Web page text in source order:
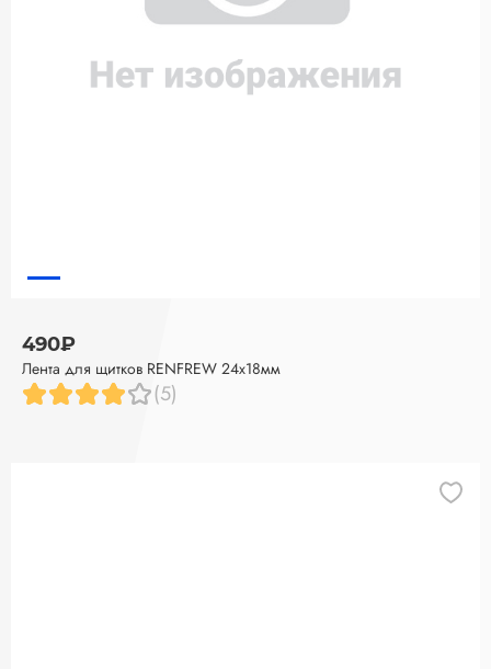
490₽
Лента для щитков RENFREW 24x18мм
(5)